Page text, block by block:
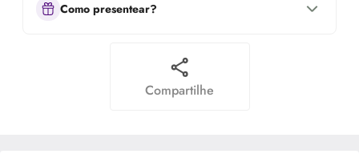
Como presentear?
Compartilhe